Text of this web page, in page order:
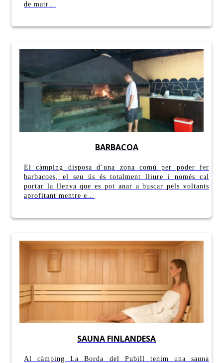
de matr...
BARBACOA
El càmping disposa d’una zona comú per poder fer
barbacoes, el seu ús és totalment lliure i només cal
portar la llenya que es pot anar a buscar pels voltants
aprofitant mentre e...
SAUNA FINLANDESA
Al càmping La Borda del Pubill tenim una sauna